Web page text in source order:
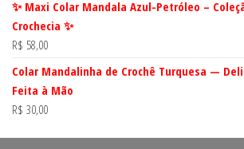
✨ Maxi Colar Mandala Azul-Petróleo –
Crochecia ✨
R$ 58,00
Colar Mandalinha de Crochê Turquesa —
Feita à Mão
R$ 30,00